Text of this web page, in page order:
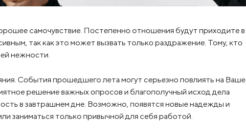
самочувствие. Постепенно отношения будут приходите в
так как это может вызвать только раздражение. Тому, кто
нежности.
События прошедшего лета могут серьезно повлиять на Ваше
решение важных опросов и благополучный исход дела
в завтрашнем дне. Возможно, появятся новые надежды и
заниматься только привычной для себя работой.